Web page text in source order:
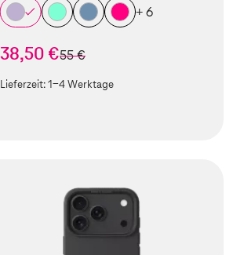
+ 6
38,50 €statt
55 €
Lieferzeit:1-4 Werktage